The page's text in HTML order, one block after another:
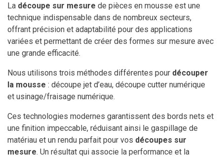
La découpe sur mesure de pièces en mousse est une
technique indispensable dans de nombreux secteurs,
offrant précision et adaptabilité pour des applications
variées et permettant de créer des formes sur mesure avec
une grande efficacité.
Nous utilisons trois méthodes différentes pour découper
la mousse : découpe jet d’eau, découpe cutter numérique
et usinage/fraisage numérique.
Ces technologies modernes garantissent des bords nets et
une finition impeccable, réduisant ainsi le gaspillage de
matériau et un rendu parfait pour vos découpes sur
mesure. Un résultat qui associe la performance et la